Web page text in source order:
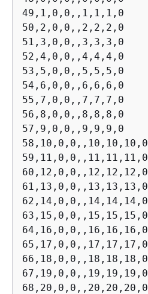
49,1,0,0,,1,1,1,0
50,2,0,0,,2,2,2,0
51,3,0,0,,3,3,3,0
52,4,0,0,,4,4,4,0
53,5,0,0,,5,5,5,0
54,6,0,0,,6,6,6,0
55,7,0,0,,7,7,7,0
56,8,0,0,,8,8,8,0
57,9,0,0,,9,9,9,0
58,10,0,0,,10,10,10,0
59,11,0,0,,11,11,11,0
60,12,0,0,,12,12,12,0
61,13,0,0,,13,13,13,0
62,14,0,0,,14,14,14,0
63,15,0,0,,15,15,15,0
64,16,0,0,,16,16,16,0
65,17,0,0,,17,17,17,0
66,18,0,0,,18,18,18,0
67,19,0,0,,19,19,19,0
68,20,0,0,,20,20,20,0